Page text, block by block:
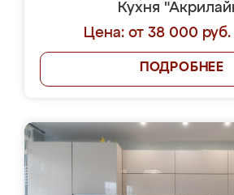
Кухня
Цена: от 38 000 руб.
ПОДРОБНЕЕ